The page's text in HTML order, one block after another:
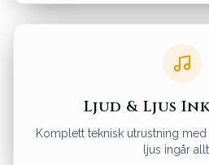
Ljud & Ljus
Komplett teknisk utrustning
ljus ingår